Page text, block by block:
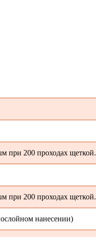
при 200 проходах щеткой.
при 200 проходах щеткой.
нанесении)